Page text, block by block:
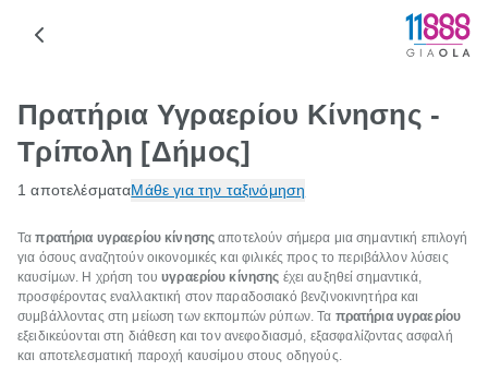
Πρατήρια Υγραερίου Κίνησης -
Τρίπολη [Δήμος]
1 αποτελέσματαΜάθε για την ταξινόμηση
Ταπρατήρια υγραερίου κίνησης αποτελούν σήμερα μια σημαντική επιλογή
για όσους αναζητούν οικονομικές και φιλικές προς το περιβάλλον λύσεις
καυσίμων. Η χρήση τουυγραερίου κίνησης έχει αυξηθεί σημαντικά,
προσφέροντας εναλλακτική στον παραδοσιακό βενζινοκινητήρα και
συμβάλλοντας στη μείωση των εκπομπών ρύπων. Τα πρατήρια υγραερίου
εξειδικεύονται στη διάθεση και τον ανεφοδιασμό, εξασφαλίζοντας ασφαλή
και αποτελεσματική παροχή καυσίμου στους οδηγούς.